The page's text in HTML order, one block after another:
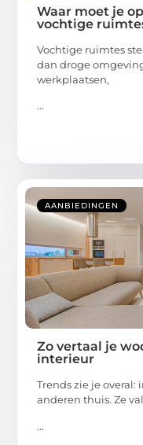
Waar moet je
vochtige
Vochtige ruimtes
dan droge
werkplaatsen,
...
AANBIEDINGEN
Zo vertaal je
interieur
Trends zie je
anderen thuis. Ze
...